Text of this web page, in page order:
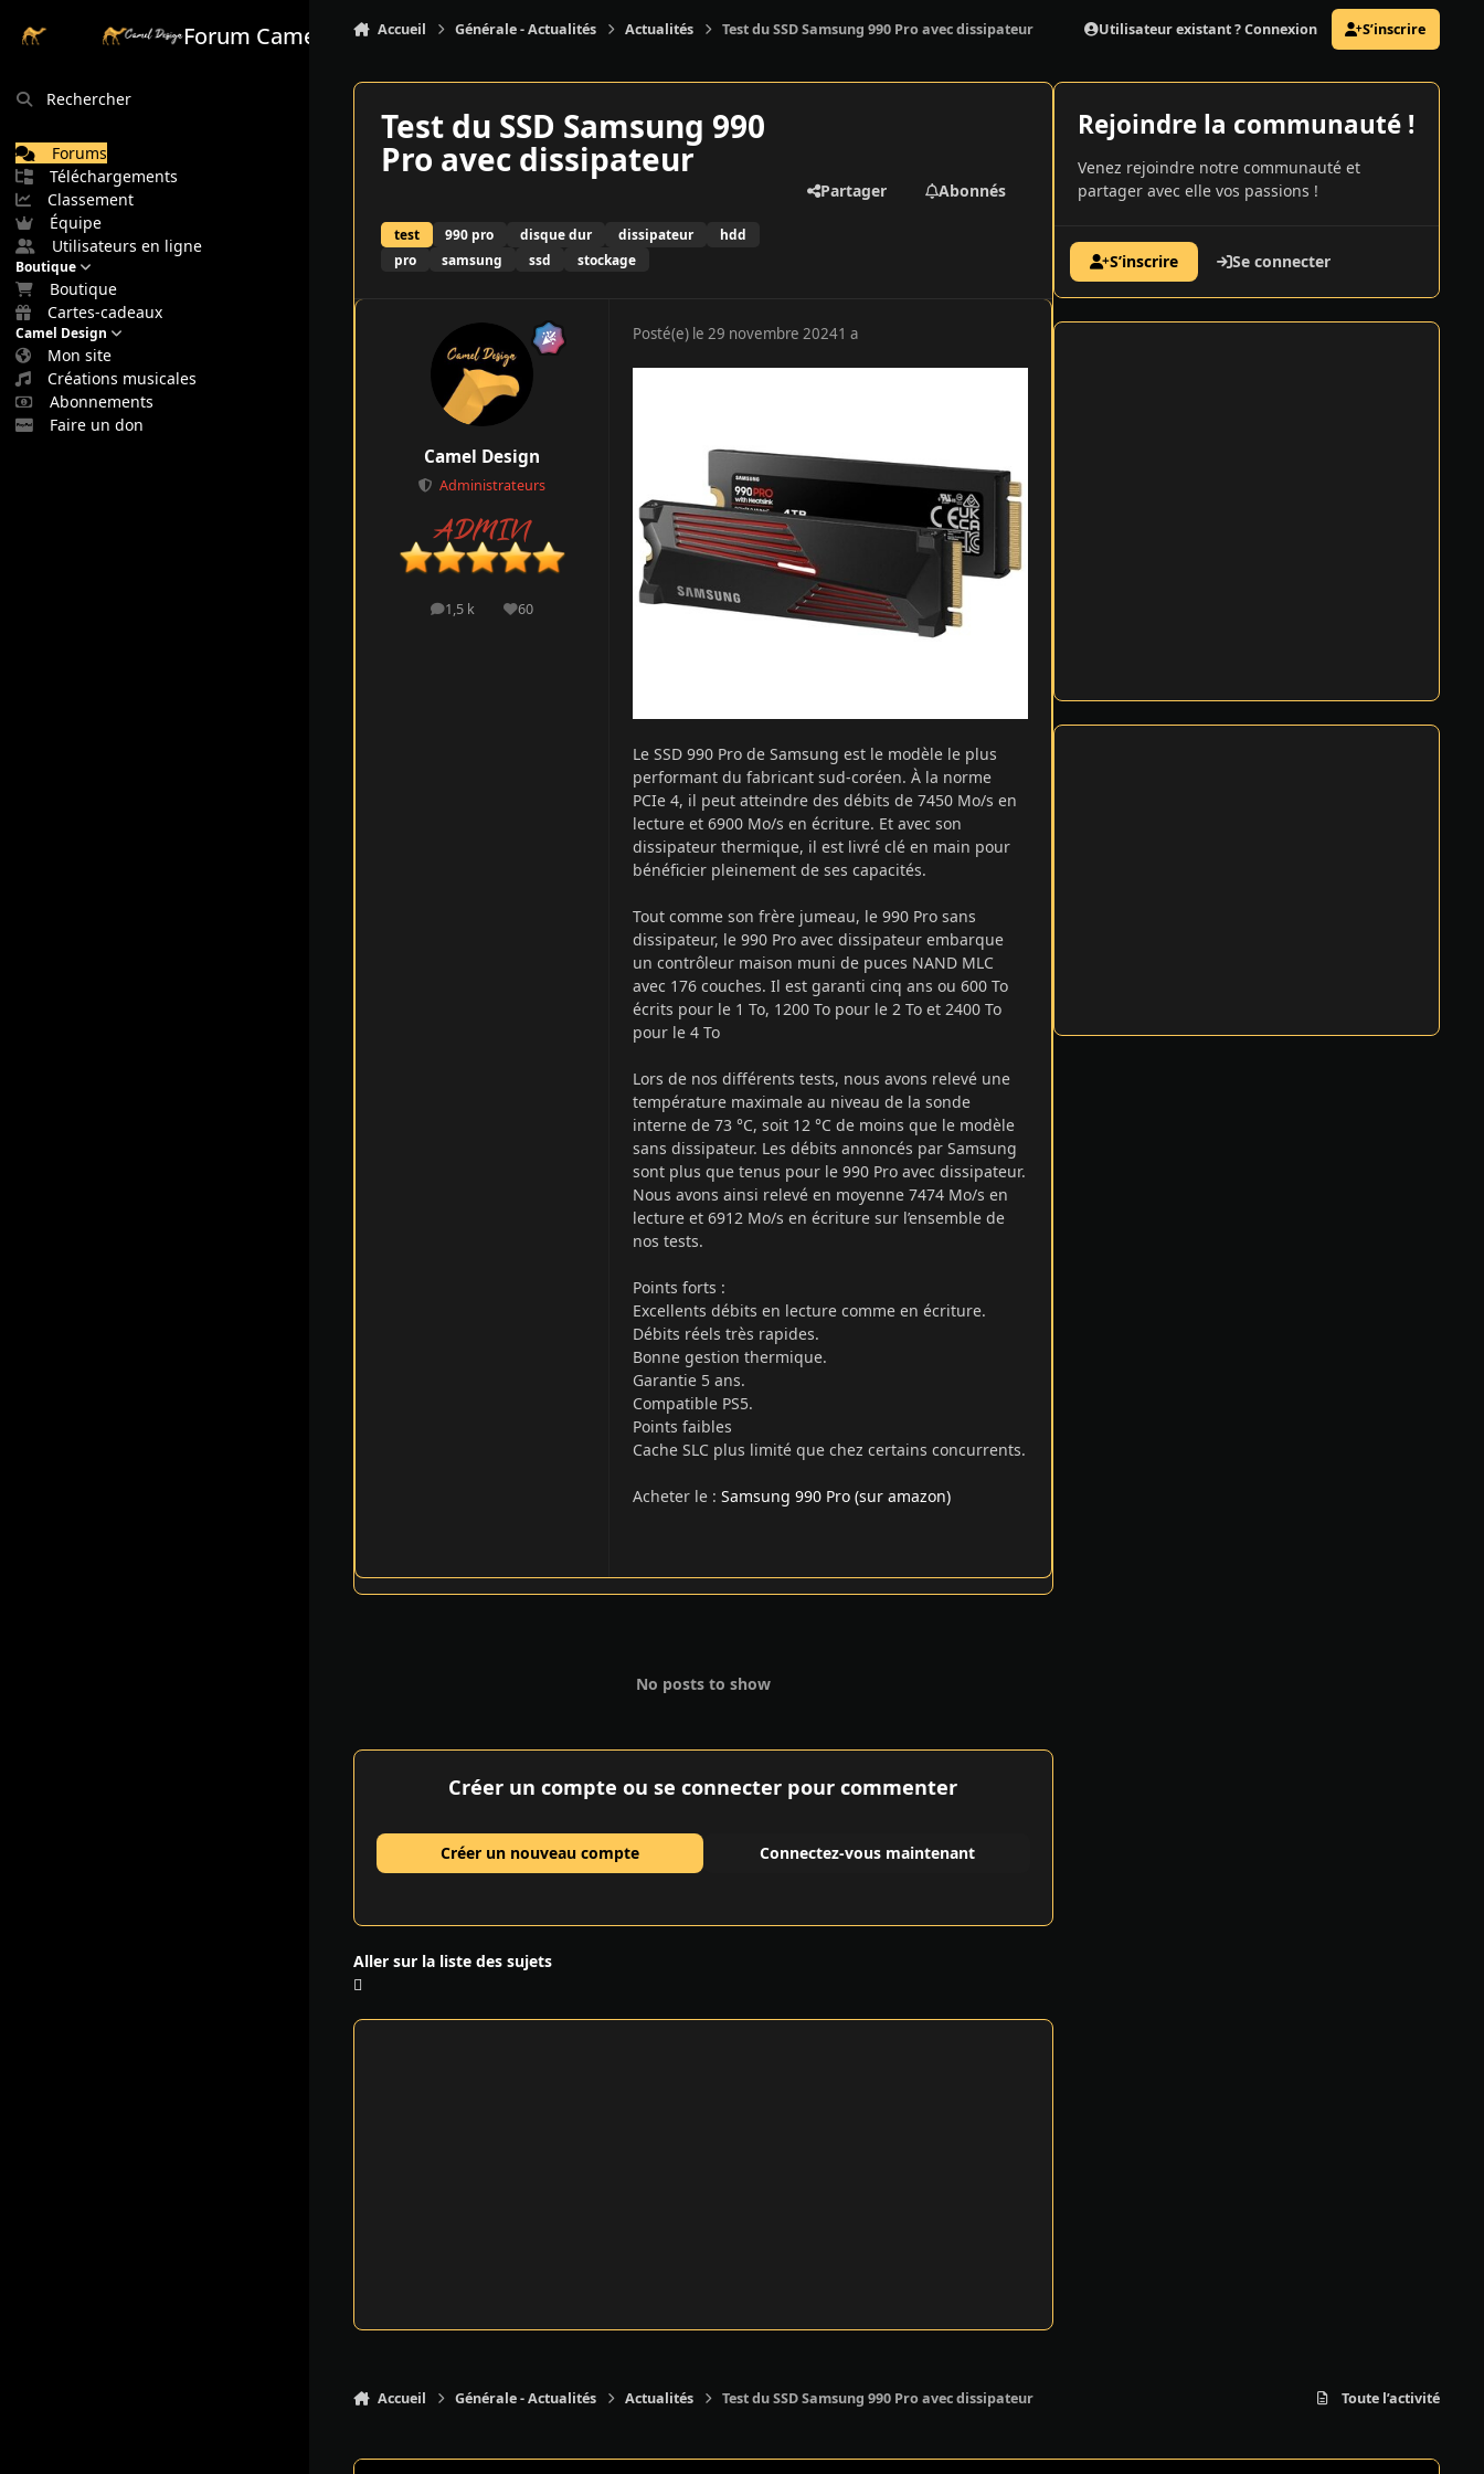
Forum Camel Design
Rechercher
Forums
Téléchargements
Classement
Équipe
Utilisateurs en ligne
Boutique
Boutique
Cartes-cadeaux
Camel Design
Mon site
Créations musicales
Abonnements
Faire un don
Accueil Générale - Actualités Actualités Test du SSD Samsung 990 Pro avec dissipateur Utilisateur existant ? Connexion S’inscrire
Test du SSD Samsung 990
Pro avec dissipateur
test 990 pro disque dur dissipateur
hdd
pro
samsung ssd stockage
Partager Abonnés
Camel Design
Administrateurs
1,5 k
messages60
Réputation
Posté(e) le 29 novembre 20241 a
Le SSD 990 Pro de Samsung est le modèle le plus
performant du fabricant sud-coréen. À la norme
PCIe 4, il peut atteindre des débits de 7450 Mo/s en
lecture et 6900 Mo/s en écriture. Et avec son
dissipateur thermique, il est livré clé en main pour
bénéficier pleinement de ses capacités.
Tout comme son frère jumeau, le 990 Pro sans
dissipateur, le 990 Pro avec dissipateur embarque
un contrôleur maison muni de puces NAND MLC
avec 176 couches. Il est garanti cinq ans ou 600 To
écrits pour le 1 To, 1200 To pour le 2 To et 2400 To
pour le 4 To
Lors de nos différents tests, nous avons relevé une
température maximale au niveau de la sonde
interne de 73 °C, soit 12 °C de moins que le modèle
sans dissipateur. Les débits annoncés par Samsung
sont plus que tenus pour le 990 Pro avec dissipateur.
Nous avons ainsi relevé en moyenne 7474 Mo/s en
lecture et 6912 Mo/s en écriture sur l’ensemble de
nos tests.
Points forts :
Excellents débits en lecture comme en écriture.
Débits réels très rapides.
Bonne gestion thermique.
Garantie 5 ans.
Compatible PS5.
Points faibles
Cache SLC plus limité que chez certains concurrents.
Acheter le : Samsung 990 Pro (sur amazon)
No posts to show
Créer un compte ou se connecter pour commenter
Créer un nouveau compte Connectez-vous maintenant
Aller sur la liste des sujets
Rejoindre la communauté !
Venez rejoindre notre communauté et
partager avec elle vos passions !
S’inscrire Se connecter
Accueil Générale - Actualités Actualités Test du SSD Samsung 990 Pro avec dissipateur Toute l’activité